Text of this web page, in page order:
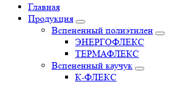
Главная
Продукция
Вспененный полиэтилен
ЭНЕРГОФЛЕКС
ТЕРМАФЛЕКС
Вспененный каучук
К-ФЛЕКС